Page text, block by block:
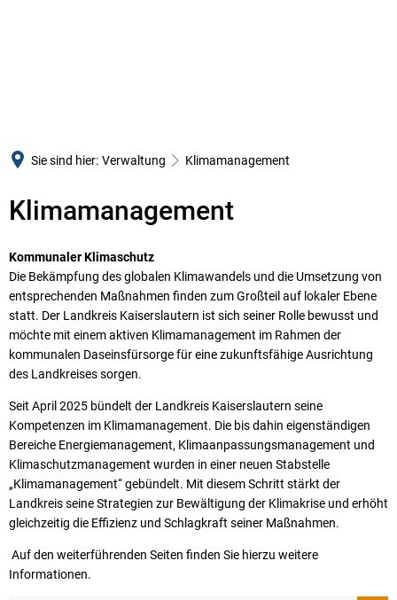
Gemeinden und Bürgermeister
Submissionen
Statistische Daten
Kreishandbuch
Verwaltungsgliederung
Karriere
Landkreisfilm
Beteiligungen
Mitarbeitende
Presse-Info und Archiv
Veranstaltungen
Krisenvorsorge
Gesundheitsamt
Rechnungs- und
Pressestelle und
Klimamanagement
Sie sind hier: Verwaltung Klimamanagement
Klimamanagement
Kommunaler Klimaschutz
Die Bekämpfung des globalen Klimawandels und die Umsetzung von
entsprechenden Maßnahmen finden zum Großteil auf lokaler Ebene
statt. Der Landkreis Kaiserslautern ist sich seiner Rolle bewusst und
möchte mit einem aktiven Klimamanagement im Rahmen der
kommunalen Daseinsfürsorge für eine zukunftsfähige Ausrichtung
des Landkreises sorgen.
Seit April 2025 bündelt der Landkreis Kaiserslautern seine
Kompetenzen im Klimamanagement. Die bis dahin eigenständigen
Bereiche Energiemanagement, Klimaanpassungsmanagement und
Klimaschutzmanagement wurden in einer neuen Stabstelle
„Klimamanagement“ gebündelt. Mit diesem Schritt stärkt der
Landkreis seine Strategien zur Bewältigung der Klimakrise und erhöht
gleichzeitig die Effizienz und Schlagkraft seiner Maßnahmen.
Auf den weiterführenden Seiten finden Sie hierzu weitere
Informationen.